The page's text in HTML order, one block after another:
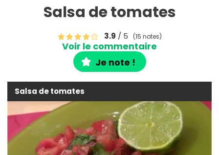
Salsa de tomates
3.9 / 5 (15 notes)
Voir le commentaire
Je note !
Salsa de tomates